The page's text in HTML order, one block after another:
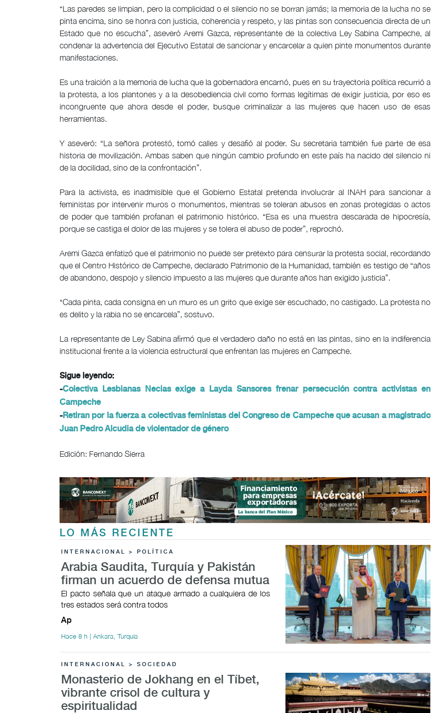
“Las paredes se limpian, pero la complicidad o el silencio no se borran jamás; la memoria de la lucha no se
pinta encima, sino se honra con justicia, coherencia y respeto, y las pintas son consecuencia directa de un
Estado que no escucha”, aseveró Aremi Gazca, representante de la colectiva Ley Sabina Campeche, al
condenar la advertencia del Ejecutivo Estatal de sancionar y encarcelar a quien pinte monumentos durante
manifestaciones.
Es una traición a la memoria de lucha que la gobernadora encarnó, pues en su trayectoria política recurrió a
la protesta, a los plantones y a la desobediencia civil como formas legítimas de exigir justicia, por eso es
incongruente que ahora desde el poder, busque criminalizar a las mujeres que hacen uso de esas
herramientas.
Y aseveró: “La señora protestó, tomó calles y desafió al poder. Su secretaria también fue parte de esa
historia de movilización. Ambas saben que ningún cambio profundo en este país ha nacido del silencio ni
de la docilidad, sino de la confrontación”.
Para la activista, es inadmisible que el Gobierno Estatal pretenda involucrar al INAH para sancionar a
feministas por intervenir muros o monumentos, mientras se toleran abusos en zonas protegidas o actos
de poder que también profanan el patrimonio histórico. “Esa es una muestra descarada de hipocresía,
porque se castiga el dolor de las mujeres y se tolera el abuso de poder”, reprochó.
Aremi Gazca enfatizó que el patrimonio no puede ser pretexto para censurar la protesta social, recordando
que el Centro Histórico de Campeche, declarado Patrimonio de la Humanidad, también es testigo de “años
de abandono, despojo y silencio impuesto a las mujeres que durante años han exigido justicia”.
“Cada pinta, cada consigna en un muro es un grito que exige ser escuchado, no castigado. La protesta no
es delito y la rabia no se encarcela”, sostuvo.
La representante de Ley Sabina afirmó que el verdadero daño no está en las pintas, sino en la indiferencia
institucional frente a la violencia estructural que enfrentan las mujeres en Campeche.
Sigue leyendo:
-Colectiva Lesbianas Necias exige a Layda Sansores frenar persecución contra activistas en
Campeche
-Retiran por la fuerza a colectivas feministas del Congreso de Campeche que acusan a magistrado
Juan Pedro Alcudia de violentador de género
Edición: Fernando Sierra
LO MÁS RECIENTE
INTERNACIONAL > POLÍTICA
Arabia Saudita, Turquía y Pakistán
firman un acuerdo de defensa mutua
El pacto señala que un ataque armado a cualquiera de los
tres estados será contra todos
Ap
Hace 8 h | Ankara, Turquía
INTERNACIONAL > SOCIEDAD
Monasterio de Jokhang en el Tíbet,
vibrante crisol de cultura y
espiritualidad